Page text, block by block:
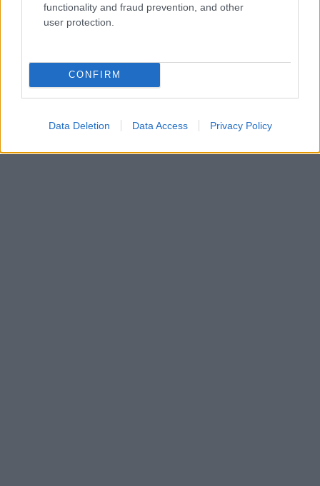
functionality and fraud prevention, and other
user protection.
CONFIRM
Data Deletion Data Access Privacy Policy
«Εγώ είμαι η ανάπηρη, αυτοί είναι οι μ***ες» –
Η Maria Rolls χωρίς φίλτρο
Περδίκι